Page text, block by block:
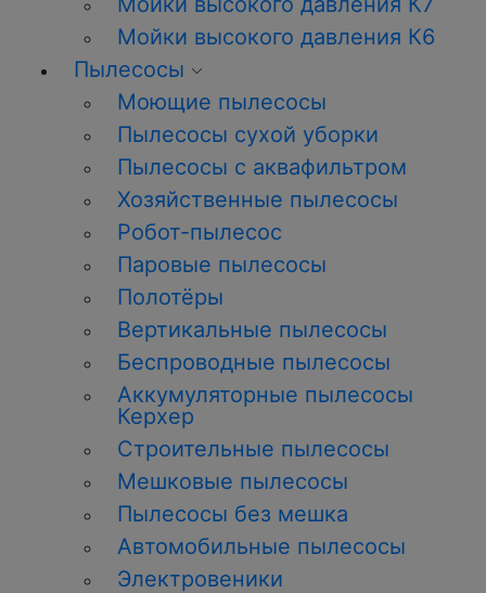
Мойки высокого давления К6
Пылесосы
Моющие пылесосы
Пылесосы сухой уборки
Пылесосы с аквафильтром
Хозяйственные пылесосы
Робот-пылесос
Паровые пылесосы
Полотёры
Вертикальные пылесосы
Беспроводные пылесосы
Аккумуляторные пылесосы
Керхер
Строительные пылесосы
Мешковые пылесосы
Пылесосы без мешка
Автомобильные пылесосы
Электровеники